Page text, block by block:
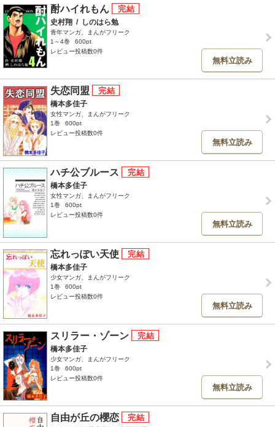
酎ハイれもん
史村翔 / しのはら勉
青年マンガ、まんがフリーク
1～4巻
600pt
レビュー投稿数0件
無料立読み
失恋同盟
橋本多佳子
女性マンガ、まんがフリーク
1巻
600pt
レビュー投稿数0件
無料立読み
ハチ公ブルース
橋本多佳子
女性マンガ、まんがフリーク
1巻
600pt
レビュー投稿数0件
無料立読み
忘れっぽい天使
橋本多佳子
少女マンガ、まんがフリーク
1巻
600pt
レビュー投稿数0件
無料立読み
スリラー・ゾーン
橋本多佳子
少女マンガ、まんがフリーク
1巻
600pt
レビュー投稿数0件
無料立読み
自由が丘の櫻恋